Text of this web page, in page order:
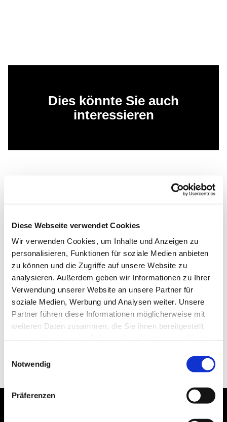
Diese Webseite verwendet Cookies
Wir verwenden Cookies, um Inhalte und Anzeigen zu
personalisieren, Funktionen für soziale Medien anbieten
zu können und die Zugriffe auf unsere Website zu
analysieren. Außerdem geben wir Informationen zu Ihrer
Verwendung unserer Website an unsere Partner für
soziale Medien, Werbung und Analysen weiter. Unsere
Partner führen diese Informationen möglicherweise mit
weiteren Daten zusammen, die Sie ihnen bereitgestellt
Notwendig
Präferenzen
Dies könnte Sie auch
interessieren